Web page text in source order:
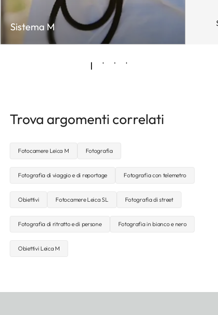
Sistema M
Trova argomenti correlati
Fotocamere Leica M Fotografia
Fotografia di viaggio e di reportage Fotografia con telemetro
Obiettivi Fotocamere Leica SL Fotografia di street
Fotografia di ritratto e di persone Fotografia in bianco e nero
Obiettivi Leica M